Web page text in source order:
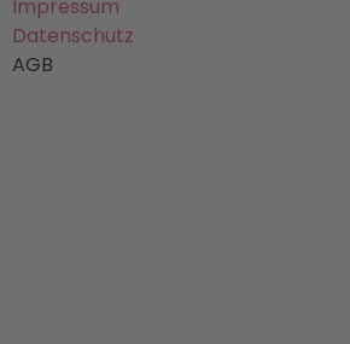
Impressum
Datenschutz
AGB